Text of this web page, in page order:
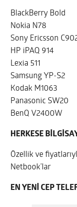
BlackBerry Bold
Nokia N78
Sony Ericsson
HP iPAQ 914
Lexia 511
Samsung YP-S2
Kodak M1063
Panasonic SW20
BenQ V2400W
HERKESE
Özellik ve
Netbook’lar
EN YENİ CEP